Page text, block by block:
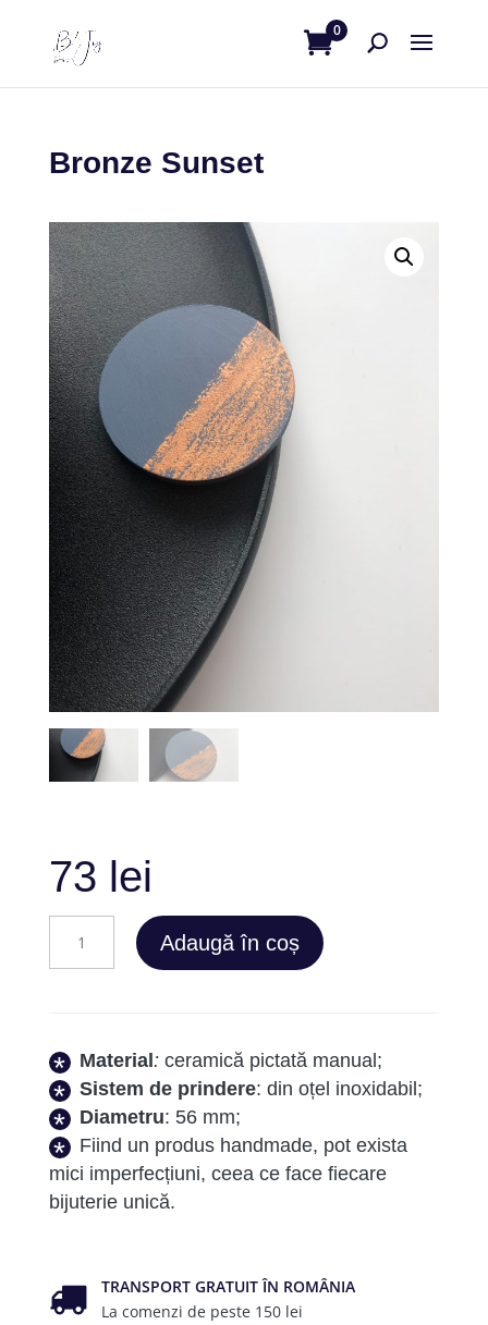
0
Bronze Sunset
73 lei
Bronze
Adaugă în coș
Material :ceramică pictată manual;
Sistem de prindere: din oțel inoxidabil;
Diametru: 56 mm;
Fiind un produs handmade, pot exista
mici imperfecțiuni, ceea ce face fiecare
bijuterie unică.
TRANSPORT GRATUIT ÎN ROMÂNIA
La comenzi de peste 150 lei